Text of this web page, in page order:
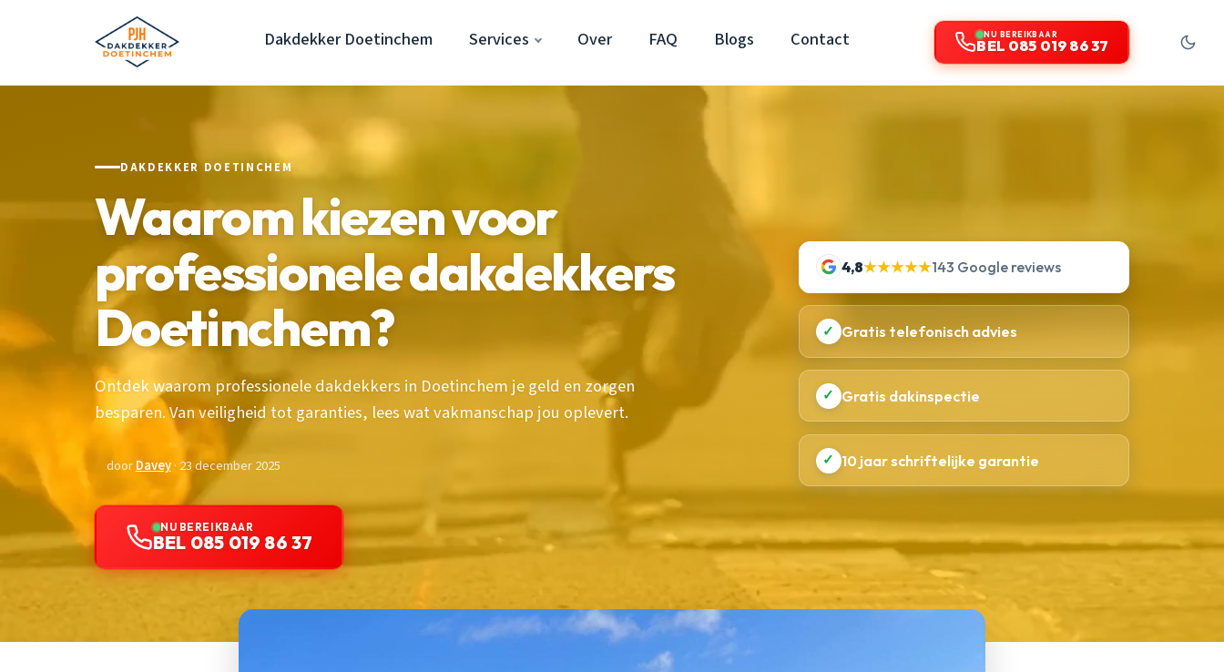
Dakdekker Doetinchem Services Over FAQ Blogs Contact NU BEREIKBAAR
BEL 085 019 86 37
DAKDEKKER DOETINCHEM
Waarom kiezen voor
professionele dakdekkers
Doetinchem?
Ontdek waarom professionele dakdekkers in Doetinchem je geld en zorgen
besparen. Van veiligheid tot garanties, lees wat vakmanschap jou oplevert.
doorDavey· 23 december 2025
NU BEREIKBAAR
BEL 085 019 86 37
4,8★★★★★143 Google reviews
✓ Gratis telefonisch advies
✓ Gratis dakinspectie
✓ 10 jaar schriftelijke garantie